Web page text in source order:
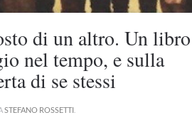
di un altro. Un
nel tempo, e sulla
di se stessi
STEFANO ROSSETTI